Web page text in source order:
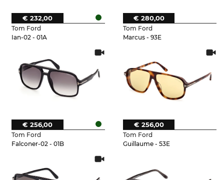
Tom Ford
Ian-02 - 01A
€ 232,00
Tom Ford
Marcus - 93E
€ 280,00
Tom Ford
Falconer-02 - 01B
€ 256,00
Tom Ford
Guillaume - 53E
€ 256,00